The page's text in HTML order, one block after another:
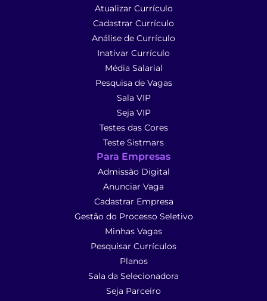
Atualizar Currículo
Cadastrar Currículo
Análise de Currículo
Inativar Currículo
Média Salarial
Pesquisa de Vagas
Sala VIP
Seja VIP
Testes das Cores
Teste Sistmars
Para Empresas
Admissão Digital
Anunciar Vaga
Cadastrar Empresa
Gestão do Processo Seletivo
Minhas Vagas
Pesquisar Currículos
Planos
Sala da Selecionadora
Seja Parceiro